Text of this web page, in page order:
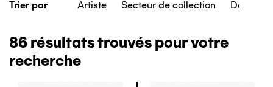
Trier par Artiste Secteur de collection Date de
86 résultats trouvés pour votre
recherche